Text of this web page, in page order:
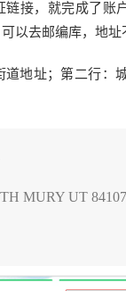
链接，就完成了账
以去邮编库，地址
道地址；第二行：
MURY UT 84107